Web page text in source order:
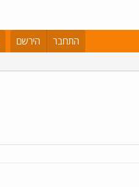
התחבר הירשם